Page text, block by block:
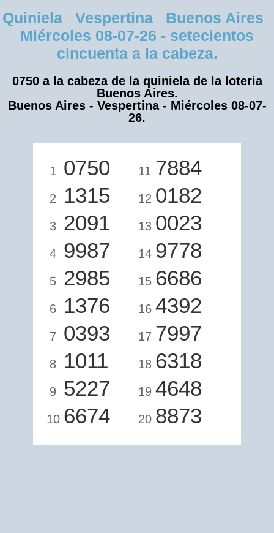
Quiniela Vespertina Buenos Aires
Miércoles 08-07-26 - setecientos
cincuenta a la cabeza.
0750 a la cabeza de la quiniela de la loteria
Buenos Aires.
Buenos Aires - Vespertina - Miércoles 08-07-
26.
1 0750
2 1315
3 2091
4 9987
5 2985
6 1376
7 0393
8 1011
9 5227
10 6674
11 7884
12 0182
13 0023
14 9778
15 6686
16 4392
17 7997
18 6318
19 4648
20 8873